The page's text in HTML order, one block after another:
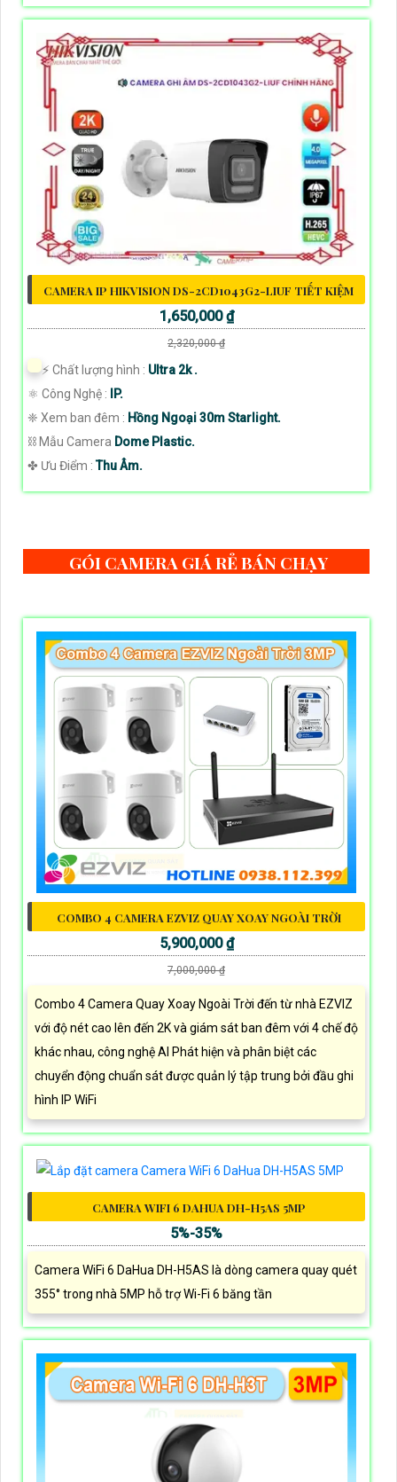
CAMERA IP HIKVISION DS-2CD1043G2-LIUF TIẾT KIỆM
1,650,000 ₫
2,320,000 ₫
️⚡ Chất lượng hình : Ultra 2k .
⚛️ Công Nghệ :
IP.
❈ Xem ban đêm : Hồng Ngoại 30m Starlight.
⛓ Mẫu Camera Dome Plastic.
️✤ Ưu Điểm :Thu Âm.
GÓI CAMERA GIÁ RẺ BÁN CHẠY
COMBO 4 CAMERA EZVIZ QUAY XOAY NGOÀI TRỜI
5,900,000 ₫
7,000,000 ₫
Combo 4 Camera Quay Xoay Ngoài Trời đến từ nhà EZVIZ
với độ nét cao lên đến 2K và giám sát ban đêm với 4 chế độ
khác nhau, công nghệ AI Phát hiện và phân biệt các
chuyển động chuẩn sát được quản lý tập trung bởi đầu ghi
hình IP WiFi
CAMERA WIFI 6 DAHUA DH-H5AS 5MP
5%-35%
Camera WiFi 6 DaHua DH-H5AS là dòng camera quay quét
355° trong nhà 5MP hỗ trợ Wi-Fi 6 băng tần